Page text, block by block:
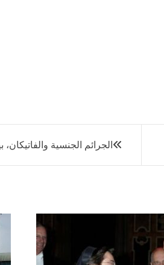
الجرائم الجنسية والفاتيكان،